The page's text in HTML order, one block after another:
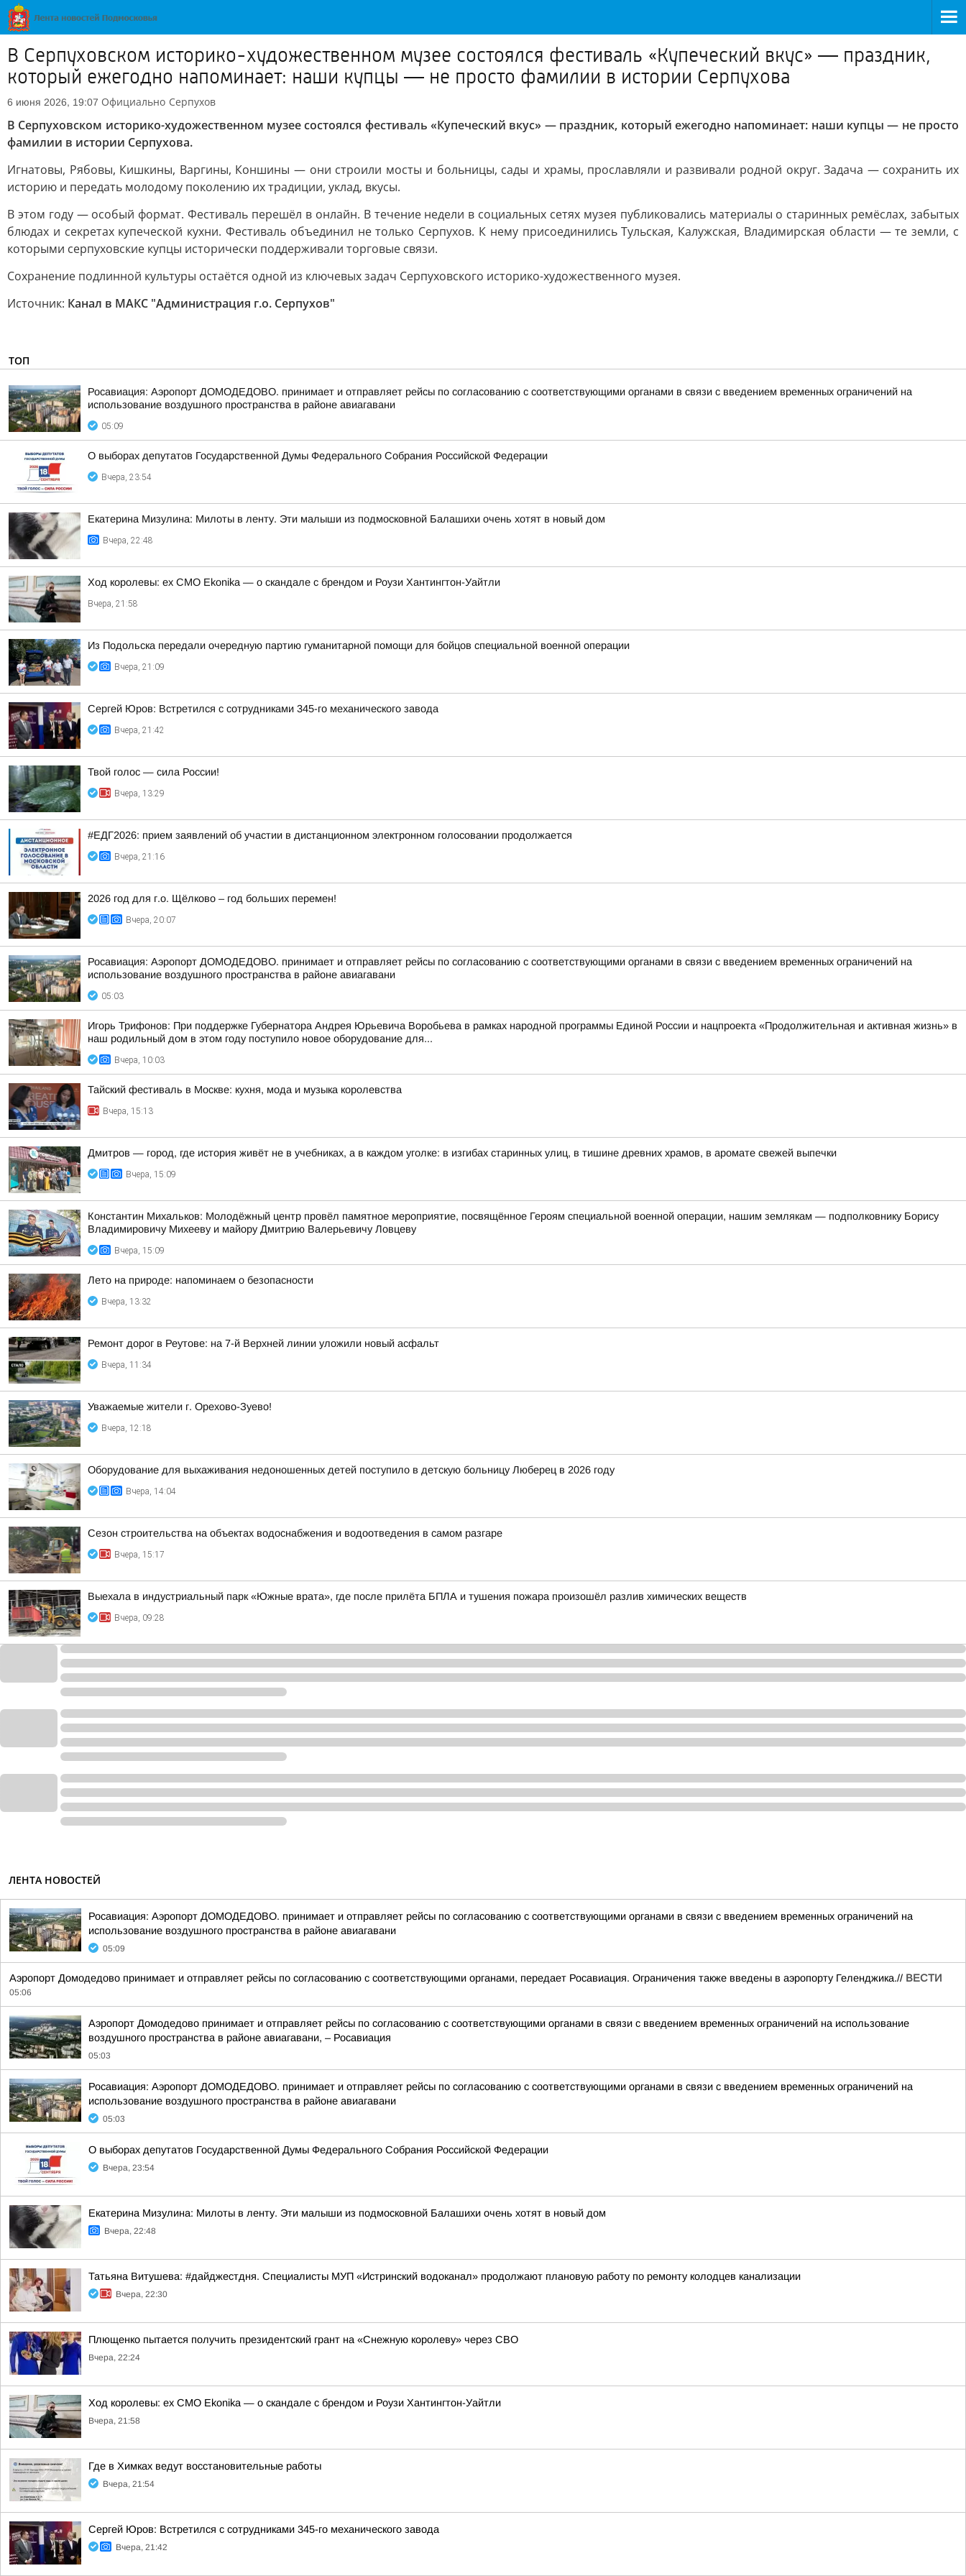
В Серпуховском историко-художественном музее состоялся фестиваль «Купеческий вкус» — праздник,
который ежегодно напоминает: наши купцы — не просто фамилии в истории Серпухова
6 июня 2026, 19:07 Официально Серпухов
В Серпуховском историко-художественном музее состоялся фестиваль «Купеческий вкус» — праздник, который ежегодно напоминает: наши купцы — не просто
фамилии в истории Серпухова.
Игнатовы, Рябовы, Кишкины, Варгины, Коншины — они строили мосты и больницы, сады и храмы, прославляли и развивали родной округ. Задача — сохранить их
историю и передать молодому поколению их традиции, уклад, вкусы.
В этом году — особый формат. Фестиваль перешёл в онлайн. В течение недели в социальных сетях музея публиковались материалы о старинных ремёслах, забытых
блюдах и секретах купеческой кухни. Фестиваль объединил не только Серпухов. К нему присоединились Тульская, Калужская, Владимирская области — те земли, с
которыми серпуховские купцы исторически поддерживали торговые связи.
Сохранение подлинной культуры остаётся одной из ключевых задач Серпуховского историко-художественного музея.
Источник: Канал в МАКС "Администрация г.о. Серпухов"
ТОП
Росавиация: Аэропорт ДОМОДЕДОВО. принимает и отправляет рейсы по согласованию с соответствующими органами в связи с введением временных ограничений на
использование воздушного пространства в районе авиагавани
05:09
О выборах депутатов Государственной Думы Федерального Собрания Российской Федерации
Вчера, 23:54
Екатерина Мизулина: Милоты в ленту. Эти малыши из подмосковной Балашихи очень хотят в новый дом
Вчера, 22:48
Ход королевы: ex CMO Ekonika — о скандале с брендом и Роузи Хантингтон-Уайтли
Вчера, 21:58
Из Подольска передали очередную партию гуманитарной помощи для бойцов специальной военной операции
Вчера, 21:09
Сергей Юров: Встретился с сотрудниками 345-го механического завода
Вчера, 21:42
Твой голос — сила России!
Вчера, 13:29
#ЕДГ2026: прием заявлений об участии в дистанционном электронном голосовании продолжается
Вчера, 21:16
2026 год для г.о. Щёлково – год больших перемен!
Вчера, 20:07
Росавиация: Аэропорт ДОМОДЕДОВО. принимает и отправляет рейсы по согласованию с соответствующими органами в связи с введением временных ограничений на
использование воздушного пространства в районе авиагавани
05:03
Игорь Трифонов: При поддержке Губернатора Андрея Юрьевича Воробьева в рамках народной программы Единой России и нацпроекта «Продолжительная и активная жизнь» в
наш родильный дом в этом году поступило новое оборудование для...
Вчера, 10:03
Тайский фестиваль в Москве: кухня, мода и музыка королевства
Вчера, 15:13
Дмитров — город, где история живёт не в учебниках, а в каждом уголке: в изгибах старинных улиц, в тишине древних храмов, в аромате свежей выпечки
Вчера, 15:09
Константин Михальков: Молодёжный центр провёл памятное мероприятие, посвящённое Героям специальной военной операции, нашим землякам — подполковнику Борису
Владимировичу Михееву и майору Дмитрию Валерьевичу Ловцеву
Вчера, 15:09
Лето на природе: напоминаем о безопасности
Вчера, 13:32
Ремонт дорог в Реутове: на 7-й Верхней линии уложили новый асфальт
Вчера, 11:34
Уважаемые жители г. Орехово-Зуево!
Вчера, 12:18
Оборудование для выхаживания недоношенных детей поступило в детскую больницу Люберец в 2026 году
Вчера, 14:04
Сезон строительства на объектах водоснабжения и водоотведения в самом разгаре
Вчера, 15:17
Выехала в индустриальный парк «Южные врата», где после прилёта БПЛА и тушения пожара произошёл разлив химических веществ
Вчера, 09:28
ЛЕНТА НОВОСТЕЙ
Росавиация: Аэропорт ДОМОДЕДОВО. принимает и отправляет рейсы по согласованию с соответствующими органами в связи с введением временных ограничений на
использование воздушного пространства в районе авиагавани
05:09
Аэропорт Домодедово принимает и отправляет рейсы по согласованию с соответствующими органами, передает Росавиация. Ограничения также введены в аэропорту Геленджика.// ВЕСТИ
05:06
Аэропорт Домодедово принимает и отправляет рейсы по согласованию с соответствующими органами в связи с введением временных ограничений на использование
воздушного пространства в районе авиагавани, – Росавиация
05:03
Росавиация: Аэропорт ДОМОДЕДОВО. принимает и отправляет рейсы по согласованию с соответствующими органами в связи с введением временных ограничений на
использование воздушного пространства в районе авиагавани
05:03
О выборах депутатов Государственной Думы Федерального Собрания Российской Федерации
Вчера, 23:54
Екатерина Мизулина: Милоты в ленту. Эти малыши из подмосковной Балашихи очень хотят в новый дом
Вчера, 22:48
Татьяна Витушева: #дайджестдня. Специалисты МУП «Истринский водоканал» продолжают плановую работу по ремонту колодцев канализации
Вчера, 22:30
Плющенко пытается получить президентский грант на «Снежную королеву» через СВО
Вчера, 22:24
Ход королевы: ex CMO Ekonika — о скандале с брендом и Роузи Хантингтон-Уайтли
Вчера, 21:58
Где в Химках ведут восстановительные работы
Вчера, 21:54
Сергей Юров: Встретился с сотрудниками 345-го механического завода
Вчера, 21:42